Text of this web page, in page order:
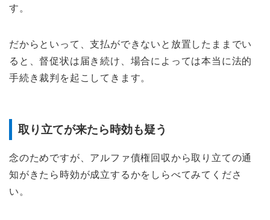
す。
だからといって、支払ができないと放置したままでい
ると、督促状は届き続け、場合によっては本当に法的
手続き裁判を起こしてきます。
取り立てが来たら時効も疑う
念のためですが、アルファ債権回収から取り立ての通
知がきたら時効が成立するかをしらべてみてくださ
い。